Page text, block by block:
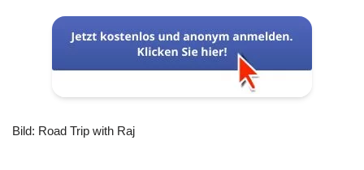
Bild: Road Trip with Raj